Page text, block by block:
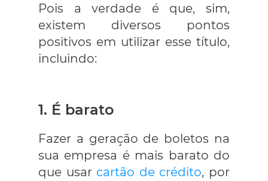
Pois a verdade é que, sim,
existem diversos pontos
positivos em utilizar esse título,
incluindo:
1. É barato
Fazer a geração de boletos na
sua empresa é mais barato do
que usar cartão de crédito, por